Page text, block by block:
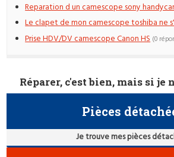
Reparation d un camescope sony
Le clapet de mon camescope toshiba ne
Prise HDV/DV camescope Canon HS (0
Réparer, c'est bien, mais si je
Pièces
Je trouve mes pièces